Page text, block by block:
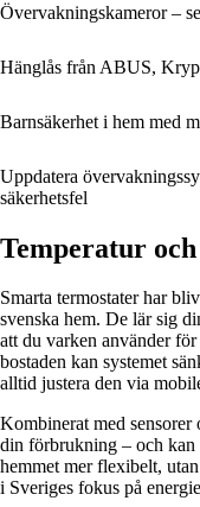
Övervakningskameror –
Hänglås från ABUS,
Barnsäkerhet i hem med
Uppdatera
säkerhetsfel
Temperatur
Smarta termostater har
svenska hem. De lär sig
att du varken använder
bostaden kan systemet
alltid justera den via
Kombinerat med
din förbrukning – och kan
hemmet mer flexibelt,
i Sveriges fokus på